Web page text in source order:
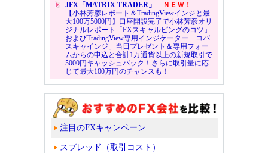
JFX「MATRIX TRADER」
ＮＥＷ！
【小林芳彦レポート＆TradingViewインジと最
大100万5000円】口座開設完了で小林芳彦オリ
ジナルレポート「FXスキャルピングのコツ」
およびTradingView専用インジケーター「コバ
スキャインジ」当日プレゼント＆専用フォー
ムからの申込と合計1万通貨以上の新規取引で
5000円キャッシュバック！さらに取引量に応
じて最大100万円のチャンスも！
注目のFXキャンペーン
スプレッド（取引コスト）